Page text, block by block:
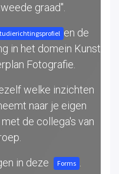
graad".
en de
in het domein Kunst
Fotografie.
welke inzichten
naar je eigen
de collega's van
in deze Forms